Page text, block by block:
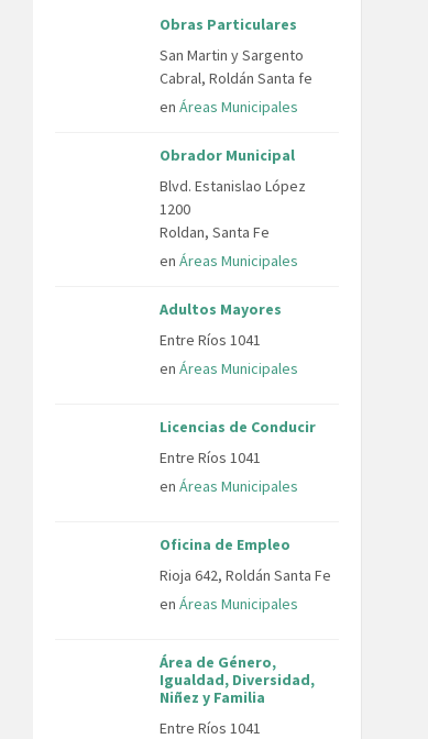
Obras Particulares
San Martin y Sargento
Cabral, Roldán Santa fe
en Áreas Municipales
Obrador Municipal
Blvd. Estanislao López
1200
Roldan, Santa Fe
en Áreas Municipales
Adultos Mayores
Entre Ríos 1041
en Áreas Municipales
Licencias de Conducir
Entre Ríos 1041
en Áreas Municipales
Oficina de Empleo
Rioja 642, Roldán Santa Fe
en Áreas Municipales
Área de Género,
Igualdad, Diversidad,
Niñez y Familia
Entre Ríos 1041